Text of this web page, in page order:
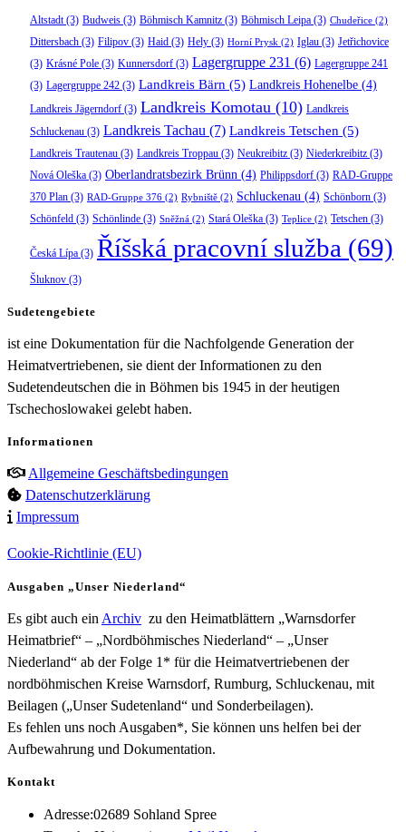
Altstadt(3) Budweis (3) Böhmisch Kamnitz (3) Böhmisch Leipa (3) Chudeřice (2)
Dittersbach (3) Filipov (3) Haid (3) Hely (3) Horní Prysk (2) Iglau (3) Jetřichovice
(3) Krásné Pole (3) Kunnersdorf (3) Lagergruppe 231 (6) Lagergruppe 241
(3) Lagergruppe 242 (3) Landkreis Bärn (5) Landkreis Hohenelbe (4)
Landkreis Jägerndorf (3) Landkreis Komotau (10) Landkreis
Schluckenau (3) Landkreis Tachau (7) Landkreis Tetschen (5)
Landkreis Trautenau (3) Landkreis Troppau (3) Neukreibitz (3) Niederkreibitz (3)
Nová Oleška (3) Oberlandratsbezirk Brünn (4) Philippsdorf (3) RAD-Gruppe
370 Plan (3) RAD-Gruppe 376 (2) Rybniště (2) Schluckenau (4) Schönborn (3)
Schönfeld (3) Schönlinde (3) Sněžná (2) Stará Oleška (3) Teplice (2) Tetschen (3)
Česká Lípa (3) Říšská pracovní služba (69)
Šluknov (3)
Sudetengebiete
ist eine Dokumentation für die Nachfolgende Generation der
Heimatvertriebenen, sie dient der Informationen zu den
Sudetendeutschen die in Böhmen bis 1945 in der heutigen
Tschechoslowakei gelebt haben.
Informationen
Allgemeine Geschäftsbedingungen
Datenschutzerklärung
Impressum
Cookie-Richtlinie (EU)
Ausgaben „Unser Niederland“
Es gibt auch ein Archiv zu den Heimatblättern „Warnsdorfer
Heimatbrief“ – „Nordböhmisches Niederland“ – „Unser
Niederland“ ab der Folge 1* für die Heimatvertriebenen der
nordböhmischen Kreise Warnsdorf, Rumburg, Schluckenau, mit
Beilagen („Unser Sudetenland“ und Sonderbeilagen).
Es fehlen uns noch Ausgaben*, Sie können uns helfen bei der
Aufbewahrung und Dokumentation.
Kontakt
Adresse:02689 Sohland Spree